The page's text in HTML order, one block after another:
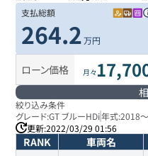
支払総額
264.2 万円
ローン価格 月々
絞り込み条件
グレード:GT ブルーHDi年式:2018
更新:2022/03/29 01:56
RANK 車両名